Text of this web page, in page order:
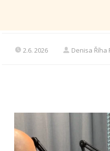
2.6. 2026 Denisa Říha